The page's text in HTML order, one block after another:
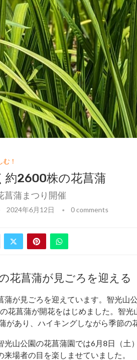
む！
約2600株の花菖蒲
菖蒲まつり開催
2024年6月12日 0 comments
花菖蒲が見ごろを迎える
蒲が見ごろを迎えています。智光山
花菖蒲が開花をはじめました。智
があり、ハイキングしながら季節の
光山公園の花菖蒲園では6月8日（
来場者の目を楽しませていました。